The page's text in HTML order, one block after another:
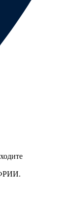
ФРИИ.